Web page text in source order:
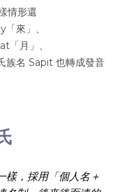
情形還
來」、
月」、
族名 Sapit 也轉成發音
樣，採用「個人名＋